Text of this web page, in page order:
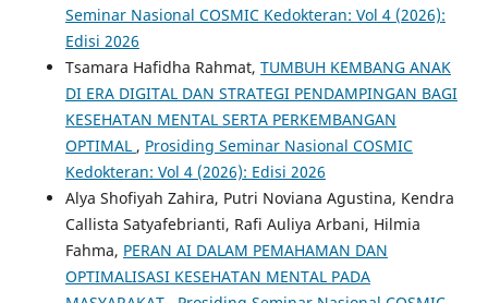
Seminar Nasional COSMIC Kedokteran: Vol 4 (2026):
Edisi 2026
Tsamara Hafidha Rahmat, TUMBUH KEMBANG ANAK
DI ERA DIGITAL DAN STRATEGI PENDAMPINGAN BAGI
KESEHATAN MENTAL SERTA PERKEMBANGAN
OPTIMAL , Prosiding Seminar Nasional COSMIC
Kedokteran: Vol 4 (2026): Edisi 2026
Alya Shofiyah Zahira, Putri Noviana Agustina, Kendra
Callista Satyafebrianti, Rafi Auliya Arbani, Hilmia
Fahma, PERAN AI DALAM PEMAHAMAN DAN
OPTIMALISASI KESEHATAN MENTAL PADA